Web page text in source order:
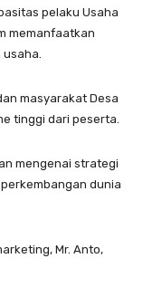
pelaku Usaha
memanfaatkan
masyarakat Desa
tinggi dari peserta.
mengenai strategi
dunia
Mr. Anto,